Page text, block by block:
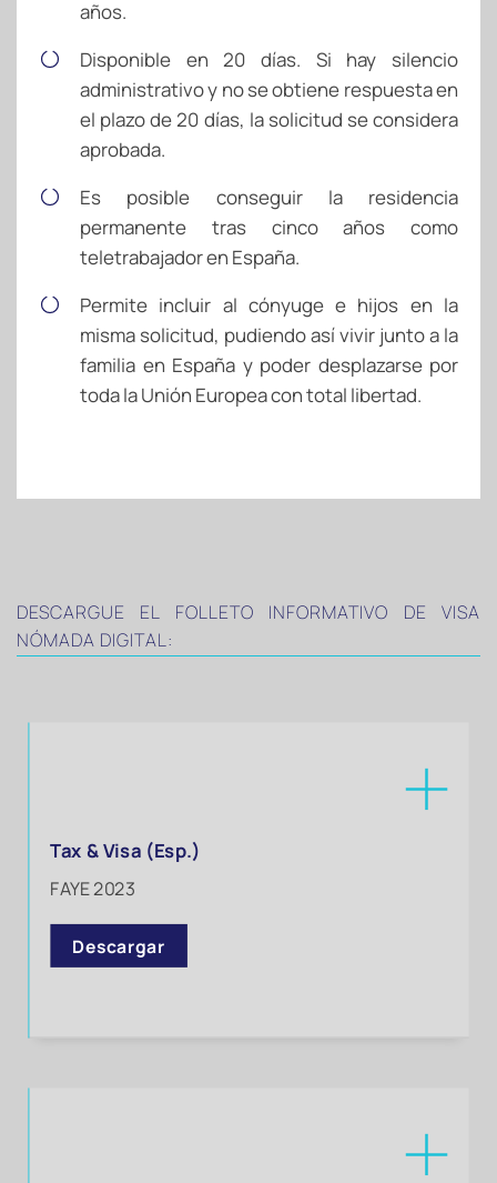
años.
Disponible en 20 días. Si hay silencio
administrativo y no se obtiene respuesta en
el plazo de 20 días, la solicitud se considera
aprobada.
Es posible conseguir la residencia
permanente tras cinco años como
teletrabajador en España.
Permite incluir al cónyuge e hijos en la
misma solicitud, pudiendo así vivir junto a la
familia en España y poder desplazarse por
toda la Unión Europea con total libertad.
DESCARGUE EL FOLLETO INFORMATIVO DE VISA
NÓMADA DIGITAL:
Tax & Visa (Esp.)
FAYE 2023
Descargar